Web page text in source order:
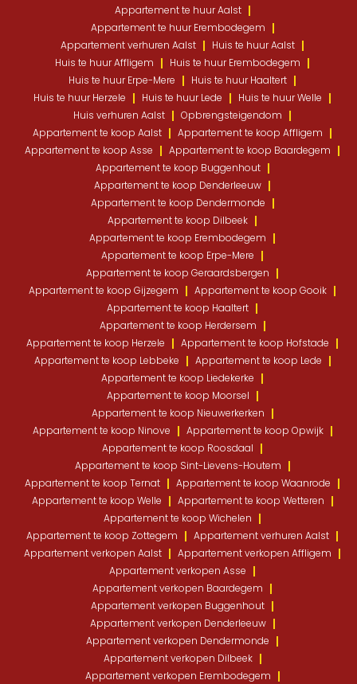
Appartement te huur Aalst
Appartement te huur Erembodegem
Appartement verhuren Aalst
Huis te huur Aalst
Huis te huur Affligem
Huis te huur Erembodegem
Huis te huur Erpe-Mere
Huis te huur Haaltert
Huis te huur Herzele
Huis te huur Lede
Huis te huur Welle
Huis verhuren Aalst
Opbrengsteigendom
Appartement te koop Aalst
Appartement te koop Affligem
Appartement te koop Asse
Appartement te koop Baardegem
Appartement te koop Buggenhout
Appartement te koop Denderleeuw
Appartement te koop Dendermonde
Appartement te koop Dilbeek
Appartement te koop Erembodegem
Appartement te koop Erpe-Mere
Appartement te koop Geraardsbergen
Appartement te koop Gijzegem
Appartement te koop Gooik
Appartement te koop Haaltert
Appartement te koop Herdersem
Appartement te koop Herzele
Appartement te koop Hofstade
Appartement te koop Lebbeke
Appartement te koop Lede
Appartement te koop Liedekerke
Appartement te koop Moorsel
Appartement te koop Nieuwerkerken
Appartement te koop Ninove
Appartement te koop Opwijk
Appartement te koop Roosdaal
Appartement te koop Sint-Lievens-Houtem
Appartement te koop Ternat
Appartement te koop Waanrode
Appartement te koop Welle
Appartement te koop Wetteren
Appartement te koop Wichelen
Appartement te koop Zottegem
Appartement verhuren Aalst
Appartement verkopen Aalst
Appartement verkopen Affligem
Appartement verkopen Asse
Appartement verkopen Baardegem
Appartement verkopen Buggenhout
Appartement verkopen Denderleeuw
Appartement verkopen Dendermonde
Appartement verkopen Dilbeek
Appartement verkopen Erembodegem